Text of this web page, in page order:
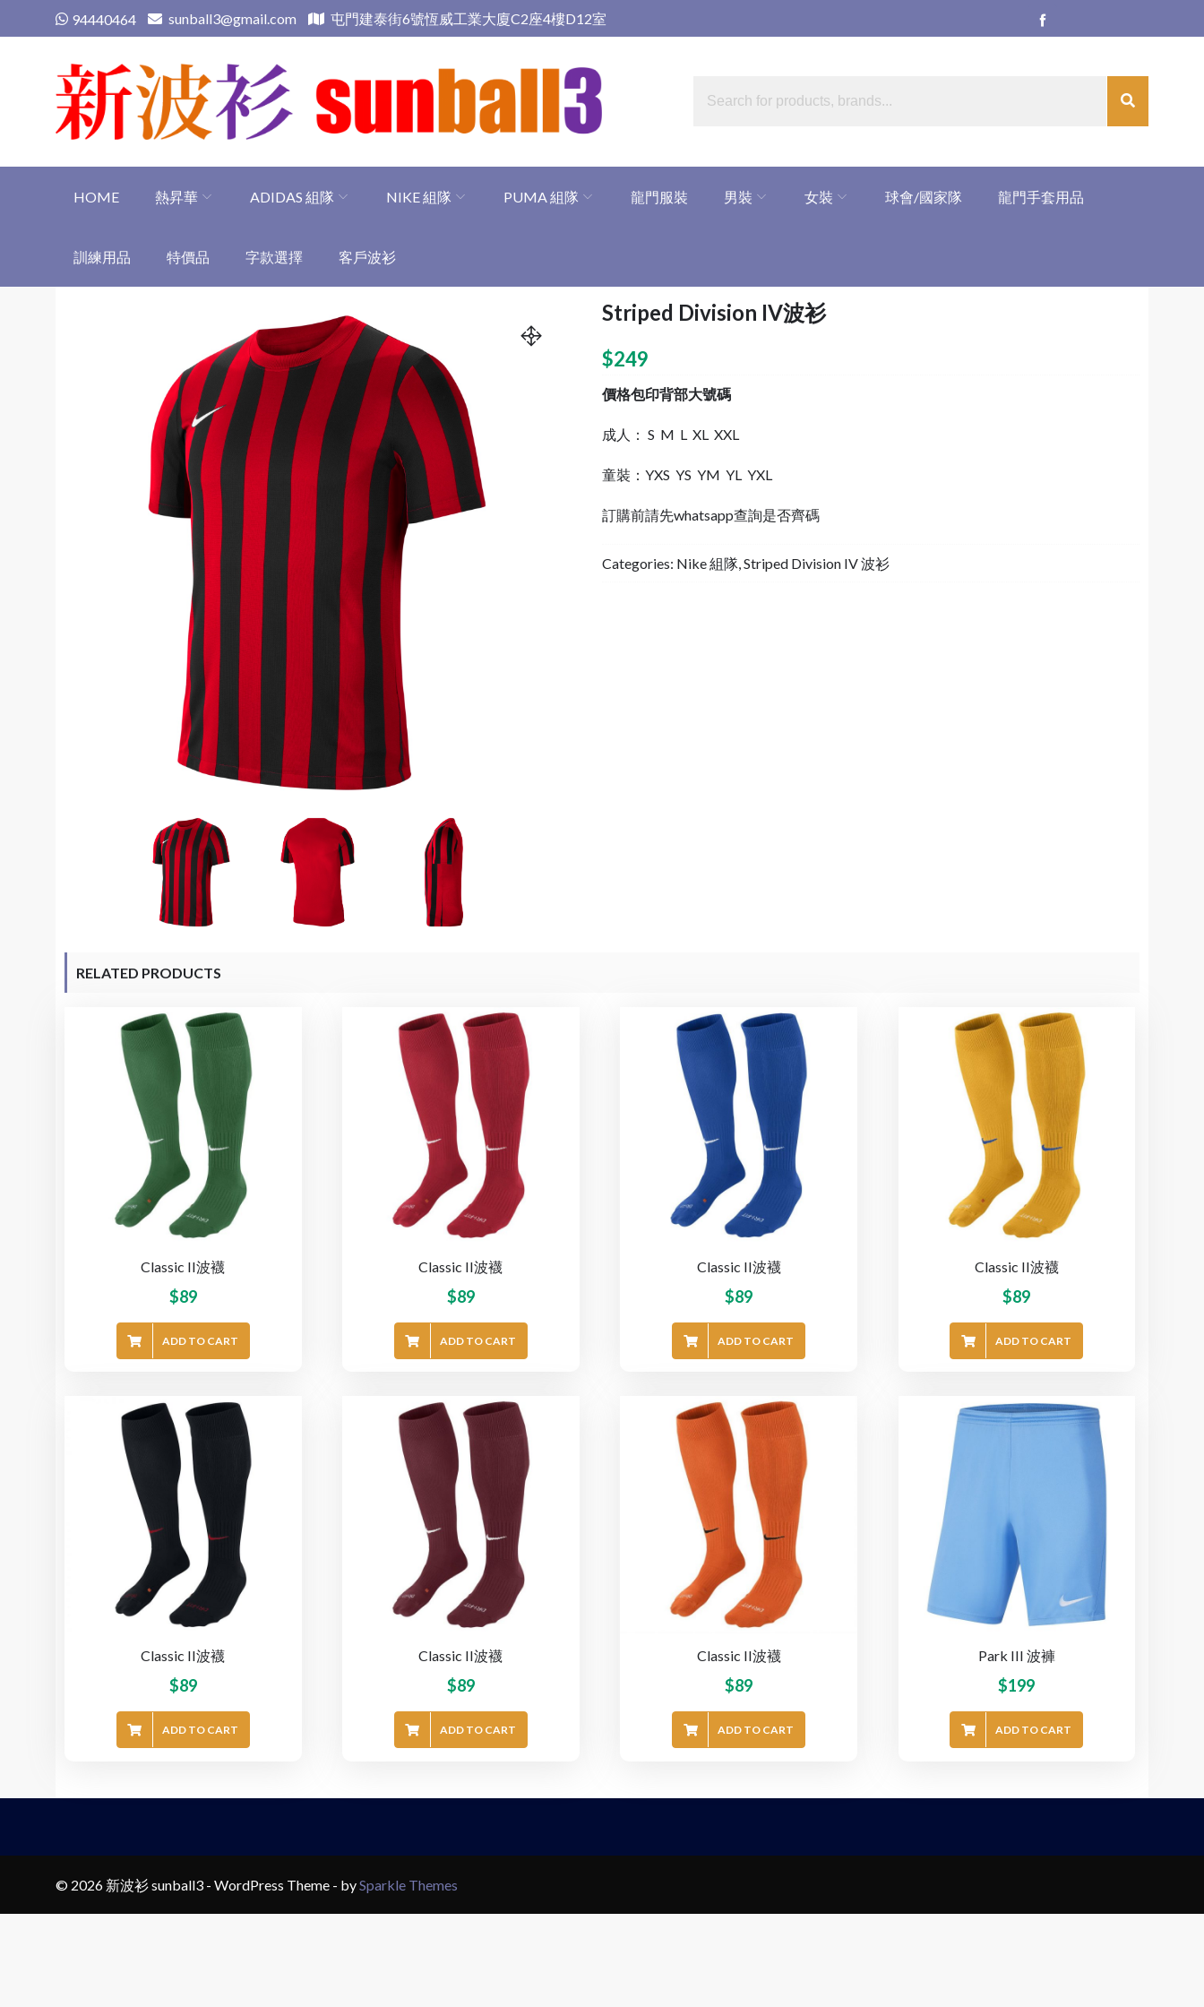
to
94440464 sunball3@gmail.com 屯門建泰街6號恆威工業大廈C2座4樓D12室
HOME 熱昇華 ADIDAS 組隊 NIKE 組隊 PUMA 組隊 龍門服裝 男裝 女裝 球會/國家隊 龍門手套用品
訓練用品 特價品 字款選擇 客戶波衫
Striped Division IV波衫
$249
價格包印背部大號碼
成人： S M L XL XXL
童裝：YXS YS YM YL YXL
訂購前請先whatsapp查詢是否齊碼
Categories: Nike 組隊 Striped Division IV 波衫
RELATED PRODUCTS
Classic II波襪
$89
ADD TO CART
Classic II波襪
$89
ADD TO CART
Classic II波襪
$89
ADD TO CART
Classic II波襪
$89
ADD TO CART
Classic II波襪
$89
ADD TO CART
Classic II波襪
$89
ADD TO CART
Classic II波襪
$89
ADD TO CART
Park III 波褲
$199
ADD TO CART
© 2026 新波衫 sunball3 - WordPress Theme - bySparkle Themes